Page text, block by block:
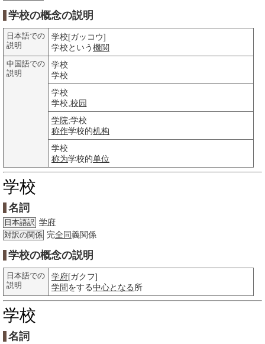
学校の概念の説明
日本語での
説明
学校[ガッコウ]
学校という機関
中国語での
説明
学校
学校
学校
学校, 校园
学院;学校
称作学校的机构
学校
称为学校的单位
学校
名詞
日本語訳 学府
対訳の関係 完全同義関係
学校の概念の説明
日本語での
説明
学府[ガクフ]
学問をする中心となる所
学校
名詞